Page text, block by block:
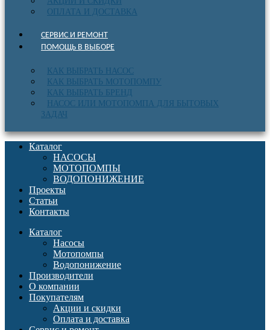
ОПЛАТА И ДОСТАВКА
СЕРВИС И РЕМОНТ
ПОМОЩЬ В ВЫБОРЕ
КАК ВЫБРАТЬ НАСОС
КАК ВЫБРАТЬ МОТОПОМПУ
КАК ВЫБРАТЬ БРЕНД
НАСОС ИЛИ МОТОПОМПА ДЛЯ БЫТОВЫХ
ЗАДАЧ
Каталог
НАСОСЫ
МОТОПОМПЫ
ВОДОПОНИЖЕНИЕ
Проекты
Статьи
Контакты
Каталог
Насосы
Мотопомпы
Водопонижение
Производители
О компании
Покупателям
Акции и скидки
Оплата и доставка